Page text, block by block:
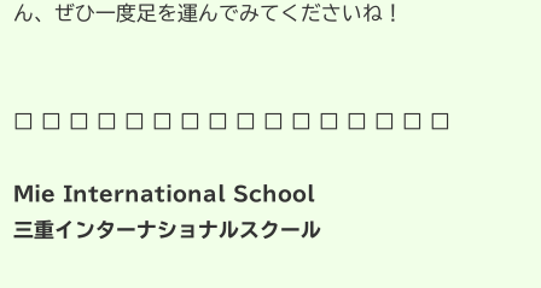
ん、ぜひ一度足を運んでみてくださいね！
□ □ □ □ □ □ □ □ □ □ □ □ □ □ □ □
Mie International School
三重インターナショナルスクール